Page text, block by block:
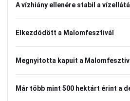
A vízhiány ellenére stabil a
Elkezdődött a Malomfesztivál
Megnyitotta kapuit a
Már több mint 500 hektárt érint a